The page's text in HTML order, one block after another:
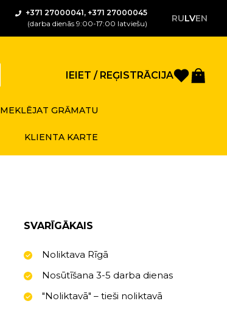
+371 27000041, +371 27000045
(darba dienās 9:00-17:00 latviešu)
RULVEN
IEIET / REĢISTRĀCIJA
MEKLĒJAT GRĀMATU
KLIENTA KARTE
SVARĪGĀKAIS
Noliktava Rīgā
Nosūtīšana 3-5 darba dienas
"Noliktavā" – tieši noliktavā